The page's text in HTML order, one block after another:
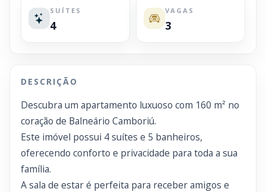
SUÍTES
4
VAGAS
3
DESCRIÇÃO
Descubra um apartamento luxuoso com 160 m² no
coração de Balneário Camboriú.
Este imóvel possui 4 suítes e 5 banheiros,
oferecendo conforto e privacidade para toda a sua
família.
A sala de estar é perfeita para receber amigos e